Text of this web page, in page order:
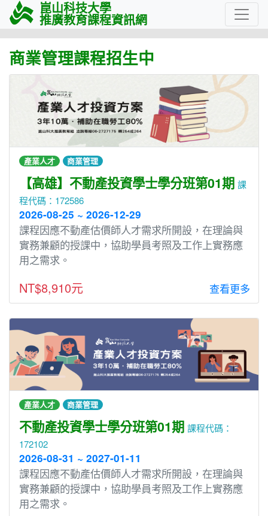
崑山科技大學
推廣教育課程資訊網
商業管理課程招生中
產業人才 商業管理
【高雄】不動產投資學士學分班第01期 課
程代碼：172586
2026-08-25 ~ 2026-12-29
課程因應不動產估價師人才需求所開設，在理論與
實務兼顧的授課中，協助學員考照及工作上實務應
用之需求。
NT$8,910元 查看更多
產業人才 商業管理
不動產投資學士學分班第01期 課程代碼：
172102
2026-08-31 ~ 2027-01-11
課程因應不動產估價師人才需求所開設，在理論與
實務兼顧的授課中，協助學員考照及工作上實務應
用之需求。